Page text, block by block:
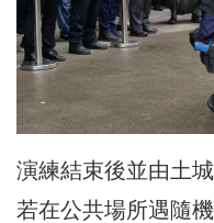
演練結束後並由土
若在公共場所遇隨